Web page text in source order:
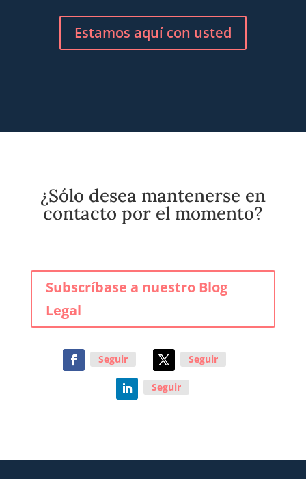
Estamos aquí con usted
¿Sólo desea mantenerse en
contacto por el momento?
Subscríbase a nuestro Blog
Legal
Seguir Seguir
Seguir